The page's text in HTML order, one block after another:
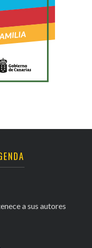
a sus autores